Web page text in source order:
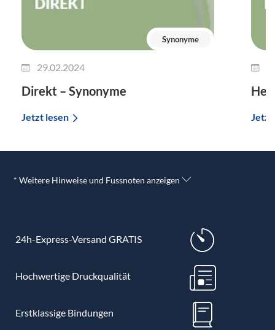
Synonyme
29.02.2024
Direkt – Synonyme
Jetzt lesen Jetzt
* Weitere Hinweise und Fussnoten anzeigen
24h-Express-Versand GRATIS
Hochwertige Druckqualität
Erstklassige Bindungen